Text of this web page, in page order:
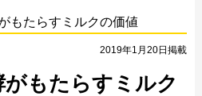
もたらすミルクの価値
2019年1月20日掲載
もたらすミルク